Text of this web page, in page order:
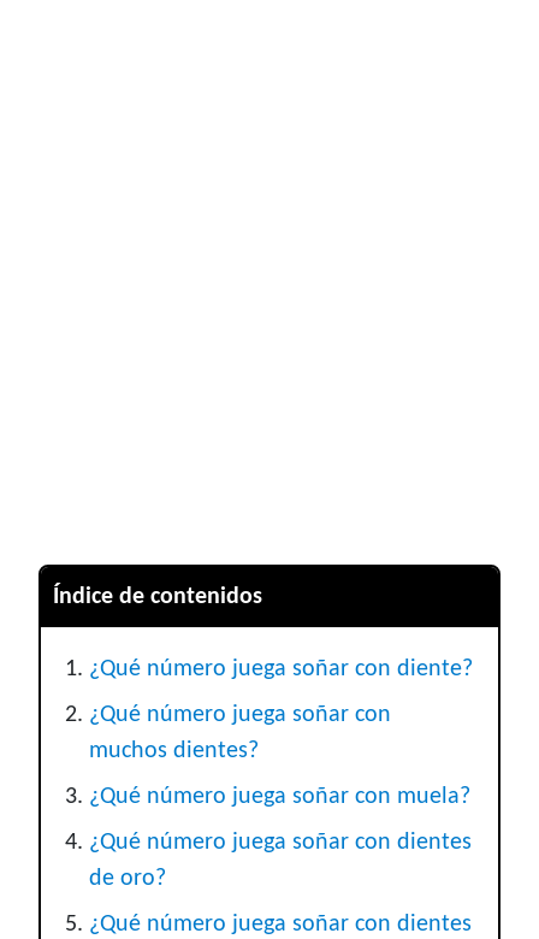
Índice de contenidos
¿Qué número juega soñar con diente?
¿Qué número juega soñar con
muchos dientes?
¿Qué número juega soñar con muela?
¿Qué número juega soñar con dientes
de oro?
¿Qué número juega soñar con dientes